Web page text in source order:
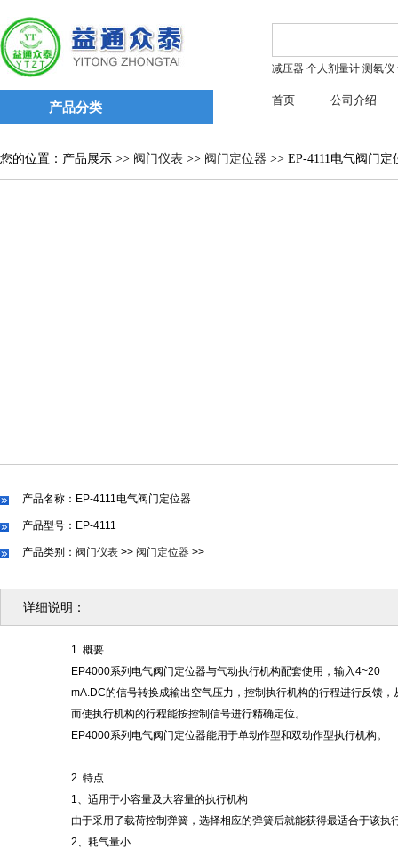
产品分类
减压器 个人剂量计 测氡仪
首页 公司介绍
您的位置：产品展示 >> 阀门仪表 >> 阀门定位器 >> EP-4111电气阀门定
产品名称：EP-4111电气阀门定位器
产品型号：EP-4111
产品类别： 阀门仪表 >> 阀门定位器 >>
详细说明：
1. 概要
EP4000系列电气阀门定位器与气动执行机构配套使用，输入4~20
mA.DC的信号转换成输出空气压力，控制执行机构的行程进行反馈，
而使执行机构的行程能按控制信号进行精确定位。
EP4000系列电气阀门定位器能用于单动作型和双动作型执行机构。
2. 特点
1、适用于小容量及大容量的执行机构
由于采用了载荷控制弹簧，选择相应的弹簧后就能获得最适合于该执
2、耗气量小